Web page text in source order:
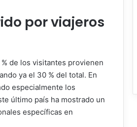
por viajeros
de los visitantes provienen
ya el 30 % del total. En
especialmente los
último país ha mostrado un
específicas en